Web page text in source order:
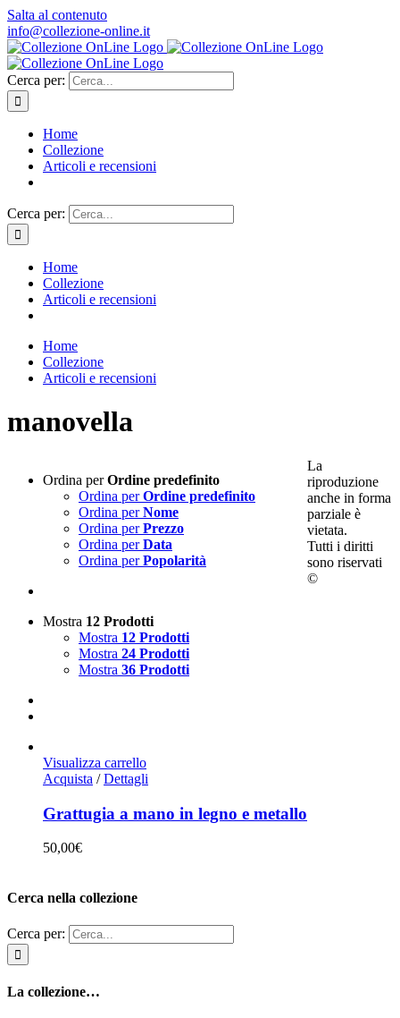
Salta al contenuto
info@collezione-online.it
Cerca per:
Home
Collezione
Articoli e recensioni
Cerca per:
Home
Collezione
Articoli e recensioni
Home
Collezione
Articoli e recensioni
manovella
Ordina perOrdine predefinito
Ordina perOrdine predefinito
Ordina perNome
Ordina perPrezzo
Ordina perData
Ordina perPopolarità
Mostra 12 Prodotti
Mostra 12 Prodotti
Mostra 24 Prodotti
Mostra 36 Prodotti
Visualizza carrello
Acquista / Dettagli
Grattugia a mano in legno e metallo
50,00€
Cerca nella collezione
Cerca per:
La collezione…
La
riproduzione
anche in forma
parziale è
vietata.
Tutti i diritti
sono riservati
©